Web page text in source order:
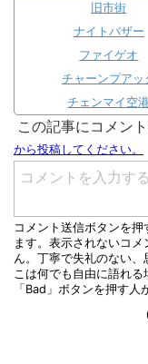
旧市街
ナイトバザー
ファイゲオ
チャーンプアッ
チェンマイ空